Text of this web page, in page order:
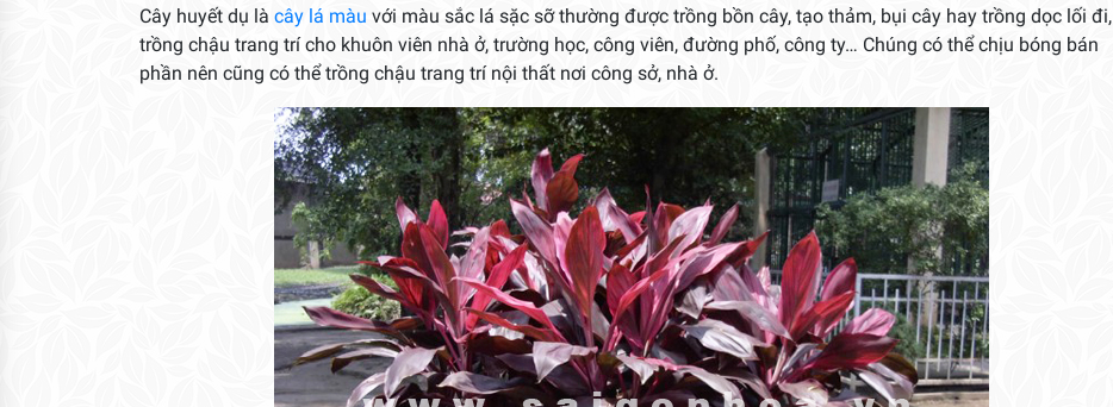
Cây huyết dụ là cây lá màu với màu sắc lá sặc sỡ thường được trồng bồn cây, tạo thảm, bụi cây hay trồng dọc lối đi,
trồng chậu trang trí cho khuôn viên nhà ở, trường học, công viên, đường phố, công ty… Chúng có thể chịu bóng bán
phần nên cũng có thể trồng chậu trang trí nội thất nơi công sở, nhà ở.